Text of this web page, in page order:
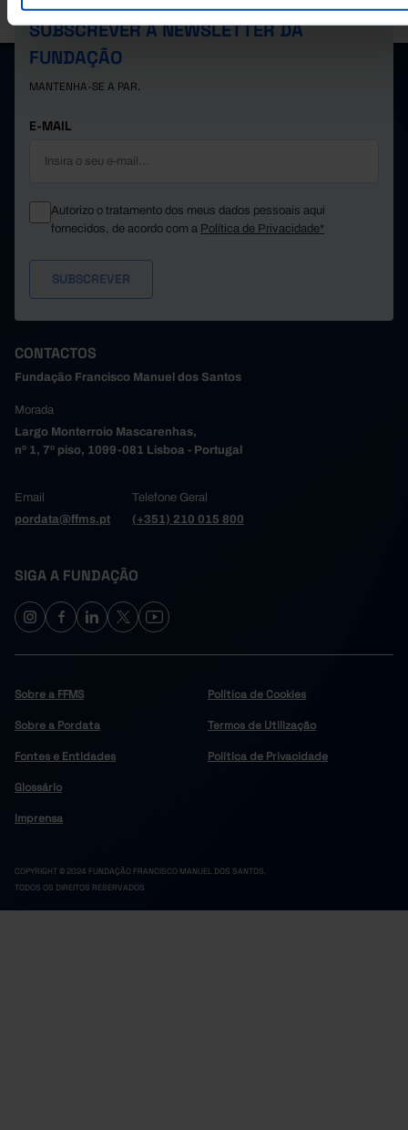
SANTOS.
SUBSCREVER A NEWSLETTER DA
FUNDAÇÃO
MANTENHA-SE A PAR.
E-MAIL
Autorizo o tratamento dos meus dados pessoais aqui
fornecidos, de acordo com a Política de Privacidade*
CONTACTOS
Fundação Francisco Manuel dos Santos
Morada
Largo Monterroio Mascarenhas,
nº 1, 7º piso, 1099-081 Lisboa - Portugal
Email
pordata@ffms.pt
Telefone Geral
(+351) 210 015 800
SIGA A FUNDAÇÃO
Sobre a FFMS
Sobre a Pordata
Fontes e Entidades
Glossário
Imprensa
Política de Cookies
Termos de Utilização
Política de Privacidade
COPYRIGHT © 2024 FUNDAÇÃO FRANCISCO MANUEL DOS SANTOS.
TODOS OS DIREITOS RESERVADOS